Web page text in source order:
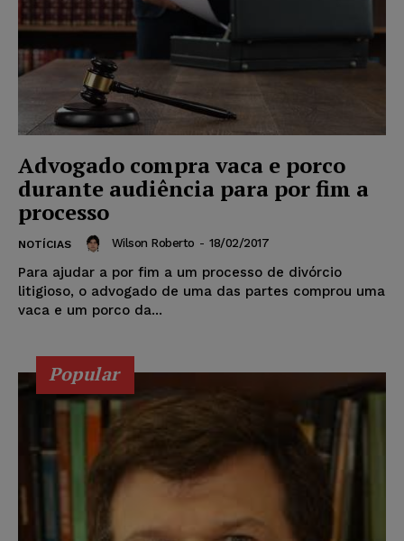
Advogado compra vaca e porco
durante audiência para por fim a
processo
NOTÍCIAS Wilson Roberto - 18/02/2017
Para ajudar a por fim a um processo de divórcio
litigioso, o advogado de uma das partes comprou uma
vaca e um porco da...
Popular